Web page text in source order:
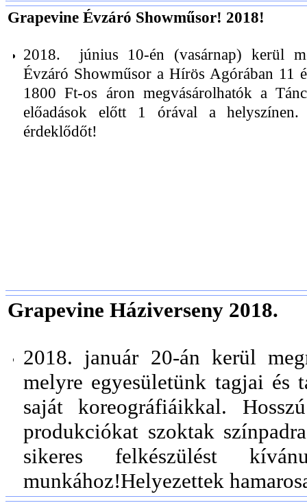
Grapevine Évzáró Showműsor! 2018!
2018. június 10-én (vasárnap) kerül
Évzáró Showműsor a Hírös Agórában 11
1800 Ft-os áron megvásárolhatók a
előadások előtt 1 órával a helyszínen.
érdeklődőt!
Grapevine Háziverseny 2018.
2018. január 20-án kerül
melyre egyesületünk tagjai és
saját koreográfiáikkal.
produkciókat szoktak
sikeres felkészülést
munkához!Helyezettek